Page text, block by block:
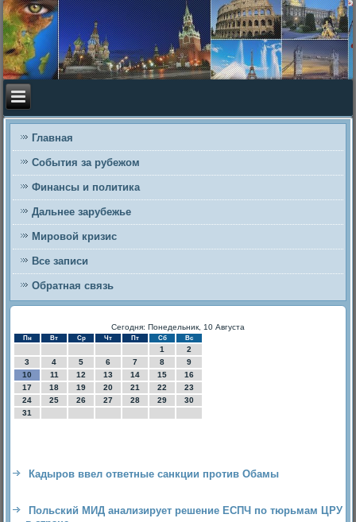
Главная
События за рубежом
Финансы и политика
Дальнее зарубежье
Мировой кризис
Все записи
Обратная связь
Сегодня: Понедельник, 10 Августа
Пн Вт Ср Чт Пт Сб Вс
1
2
3
4 5 6 7 8
9
10
11 12 13 14 15
16
17
18 19 20 21 22
23
24
25 26 27 28 29
30
31
Кадыров ввел ответные санкции против Обамы
Польский МИД анализирует решение ЕСПЧ по тюрьмам ЦРУ